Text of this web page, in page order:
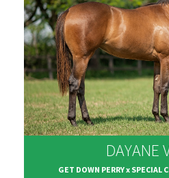
DAYANE
GET DOWN PERRY x SPECIAL